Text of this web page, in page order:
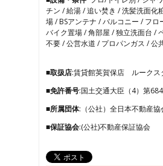
チン / 給湯 / 追い焚き / 洗髪洗面化
場 / BSアンテナ / バルコニー / フロ
バイク置場 / 角部屋 / 独立洗面台 /
不要 / 公営水道 / プロパンガス / 公
■取扱店:賃貸館英賀保店 ルークス
■免許番号:国土交通大臣（4）第
■所属団体:（公社）全日本不動産協
■保証協会:(公社)不動産保証協会